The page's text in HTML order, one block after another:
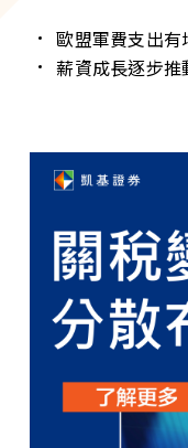
歐盟軍費支出
薪資成長逐步